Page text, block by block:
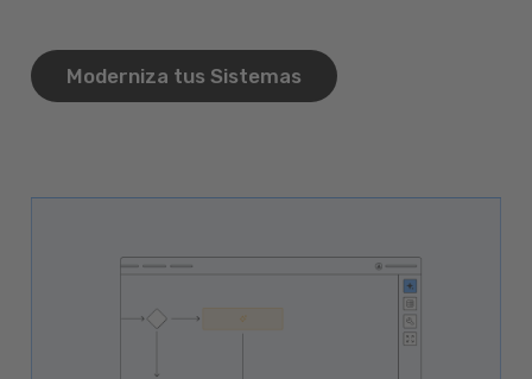
Moderniza tus Sistemas